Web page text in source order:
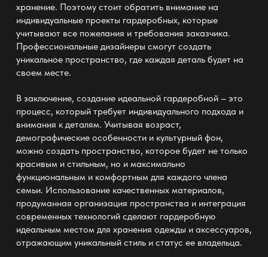
хранение. Поэтому стоит обратить внимание на
индивидуальные проекты гардеробных, которые
учитывают все пожелания и требования заказчика.
Профессиональные дизайнеры смогут создать
уникальное пространство, где каждая деталь будет на
своем месте.
В заключение, создание идеальной гардеробной– это
процесс, который требует индивидуального подхода и
внимания к деталям. Учитывая возраст,
демографические особенности и культурный фон,
можно создать пространство, которое будет не только
красивым и стильным, но и максимально
функциональными комфортным для каждого члена
семьи. Использование качественных материалов,
продуманная организация пространства и интеграция
современных технологий сделают гардеробную
идеальным местом для хранения одежды и аксессуаров,
отражающим уникальный стиль и статус ее владельца.